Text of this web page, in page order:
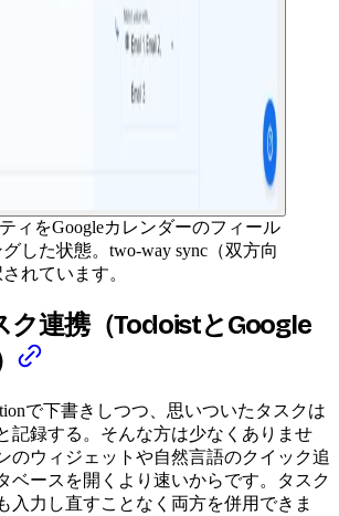
ィをGoogleカレンダーのフィール
した状態。two-way sync（双方向
れています。
ク連携（TodoistとGoogle
で下書きしつつ、思いついたタスクは
記録する。そんな方は少なくありませ
のウィジェットや自然言語のクイック追
ベースを開くより速いからです。タスク
入力し直すことなく両方を併用できま